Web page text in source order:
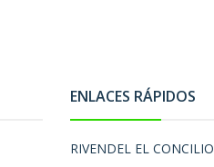
ENLACES RÁPIDOS
RIVENDEL EL CONCILIO